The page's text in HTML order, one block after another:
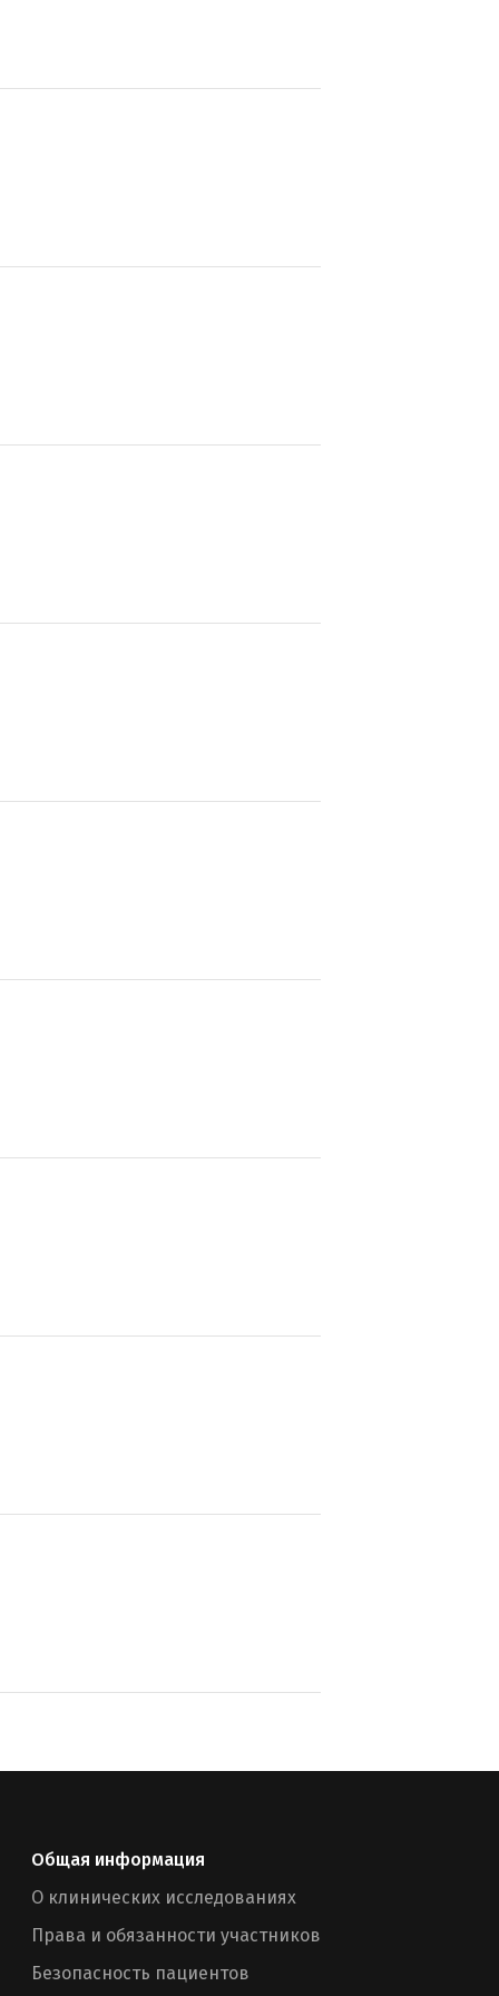
Общая информация
О клинических исследованиях
Права и обязанности участников
Безопасность пациентов